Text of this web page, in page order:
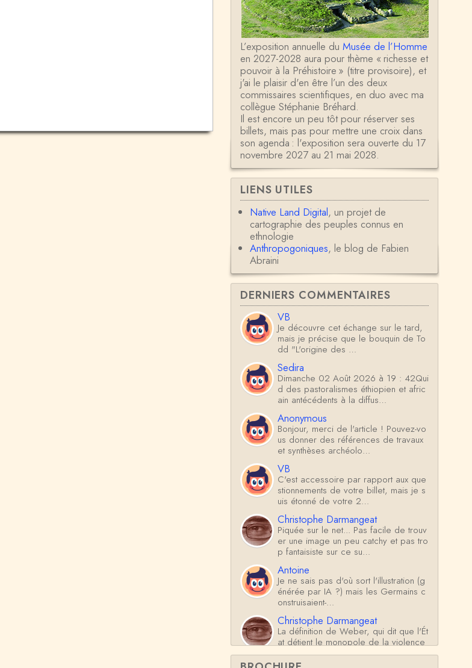
L’exposition annuelle du Musée de l’Homme
en 2027-2028 aura pour thème « richesse et
pouvoir à la Préhistoire » (titre provisoire), et
j'ai le plaisir d'en être l’un des deux
commissaires scientifiques, en duo avec ma
collègue Stéphanie Bréhard.
Il est encore un peu tôt pour réserver ses
billets, mais pas pour mettre une croix dans
son agenda : l'exposition sera ouverte du 17
novembre 2027 au 21 mai 2028.
LIENS UTILES
Native Land Digital, un projet de
cartographie des peuples connus en
ethnologie
Anthropogoniques, le blog de Fabien
Abraini
DERNIERS COMMENTAIRES
VB
Je découvre cet échange sur le tard,
mais je précise que le bouquin de To
dd "L'origine des …
Sedira
Dimanche 02 Août 2026 à 19 : 42Qui
d des pastoralismes éthiopien et afric
ain antécédents à la diffus…
Anonymous
Bonjour, merci de l'article ! Pouvez-vo
us donner des références de travaux
et synthèses archéolo…
VB
C'est accessoire par rapport aux que
stionnements de votre billet, mais je s
uis étonné de votre 2…
Christophe Darmangeat
Piquée sur le net... Pas facile de trouv
er une image un peu catchy et pas tro
p fantaisiste sur ce su…
Antoine
Je ne sais pas d'où sort l'illustration (g
énérée par IA ?) mais les Germains c
onstruisaient-…
Christophe Darmangeat
La définition de Weber, qui dit que l'Ét
at détient le monopole de la violence
*légitime* répond …